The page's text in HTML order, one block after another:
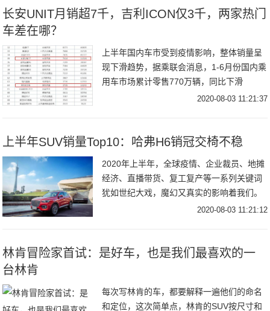
长安UNIT月销超7千，吉利ICON仅3千，两家热门
车差在哪？
上半年国内车市受到疫情影响，整体销量呈
现下滑趋势，据乘联会消息，1-6月份国内乘
用车市场累计零售770万辆，同比下滑
23%。大环境不友好，就要求车企推出的新
2020-08-03 11:21:37
上半年SUV销量Top10：哈弗H6销冠交椅不稳
2020年上半年，全球疫情、企业裁员、地摊
经济、直播带货、复工复产等一系列关键词
犹如世纪大戏，魔幻又真实的影响着我们。
对于汽车市场来说，同样是经历了一次非常
2020-08-03 11:21:12
林肯冒险家首试：是好车，也是我们最喜欢的一
台林肯
每次写林肯的车，都要解释一遍他们的命名
和定位，这次简单点，林肯的SUV按尺寸和